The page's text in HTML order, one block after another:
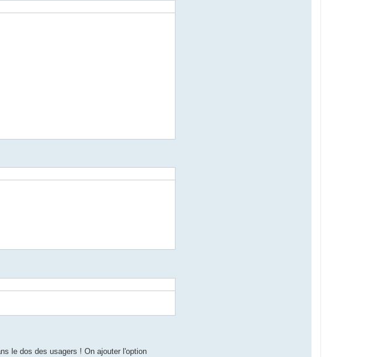
le dos des usagers ! On ajouter l'option